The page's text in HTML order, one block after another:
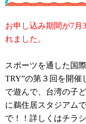
お申し込み期間が7月
れました。
スポーツを通した国
TRY”の第３回を開催
で遊んで、台湾の子
に鵜住居スタジアム
で！！詳しくはチラ